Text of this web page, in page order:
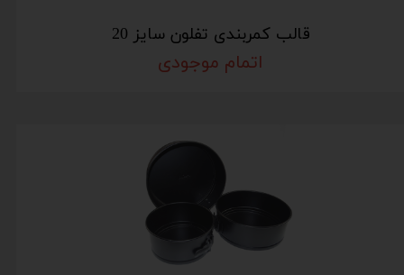
قالب کمربندی تفلون سایز 20
اتمام موجودی